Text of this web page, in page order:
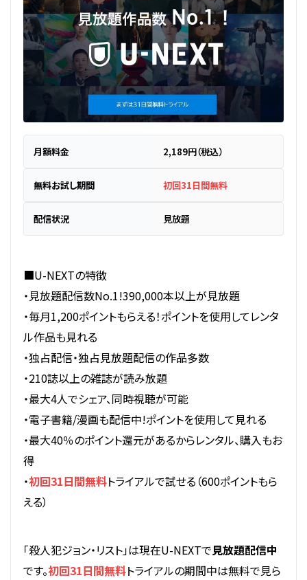
月額料金 2,189円（税込）
無料お試し期間 初回31日間無料
配信状況 見放題
■U-NEXTの特徴
・見放題配信数No.1!390,000本以上が見放題
・毎月1,200ポイントもらえる！ポイントを使用してレンタ
ル作品も見れる
・独占配信・独占見放題配信の作品多数
・210誌以上の雑誌が読み放題
・最大4人でシェア、同時視聴が可能
・電子書籍/漫画も配信中!ポイントを使用して見れる
・最大40％のポイント還元があるからレンタル、購入もお
得
・初回31日間無料トライアルで試せる（600ポイントもら
える）
「殺人犯ジョン・リスト」は現在U-NEXTで見放題配信中
です。初回31日間無料トライアルの期間中は無料で見ら